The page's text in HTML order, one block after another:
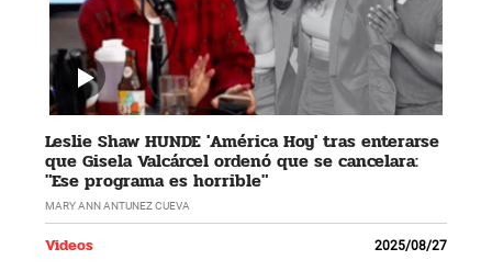
Leslie Shaw HUNDE 'América Hoy' tras enterarse
que Gisela Valcárcel ordenó que se cancelara:
"Ese programa es horrible"
MARY ANN ANTUNEZ CUEVA
Videos 2025/08/27